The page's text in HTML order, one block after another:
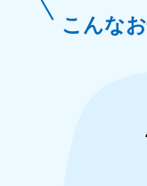
こんな